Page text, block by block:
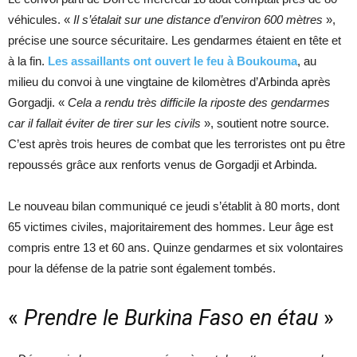
véhicules. « Il s’étalait sur une distance d’environ 600 mètres »,
précise une source sécuritaire. Les gendarmes étaient en tête et
à la fin. Les assaillants ont ouvert le feu à Boukouma, au
milieu du convoi à une vingtaine de kilomètres d’Arbinda après
Gorgadji. « Cela a rendu très difficile la riposte des gendarmes
car il fallait éviter de tirer sur les civils », soutient notre source.
C’est après trois heures de combat que les terroristes ont pu être
repoussés grâce aux renforts venus de Gorgadji et Arbinda.
Le nouveau bilan communiqué ce jeudi s’établit à 80 morts, dont
65 victimes civiles, majoritairement des hommes. Leur âge est
compris entre 13 et 60 ans. Quinze gendarmes et six volontaires
pour la défense de la patrie sont également tombés.
« Prendre le Burkina Faso en étau »